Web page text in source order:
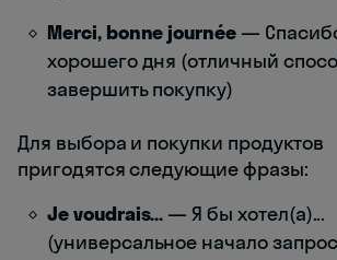
Merci, bonne journée —
хорошего дня (отличный
завершить покупку)
Для выбора и покупки продуктов
пригодятся следующие фразы:
Je voudrais... — Я бы хотел(а)...
(универсальное начало